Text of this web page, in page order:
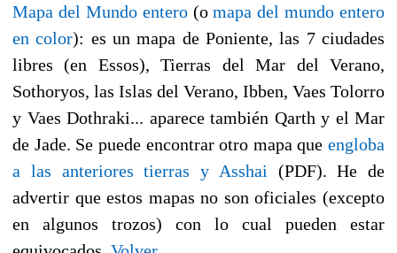
Mapa del Mundo entero(omapa del mundo entero
en color): es un mapa de Poniente, las 7 ciudades
libres (en Essos), Tierras del Mar del Verano,
Sothoryos, las Islas del Verano, Ibben, Vaes Tolorro
y Vaes Dothraki... aparece también Qarth y el Mar
de Jade. Se puede encontrar otro mapa que engloba
a las anteriores tierras y Asshai (PDF). He de
advertir que estos mapas no son oficiales (excepto
en algunos trozos) con lo cual pueden estar